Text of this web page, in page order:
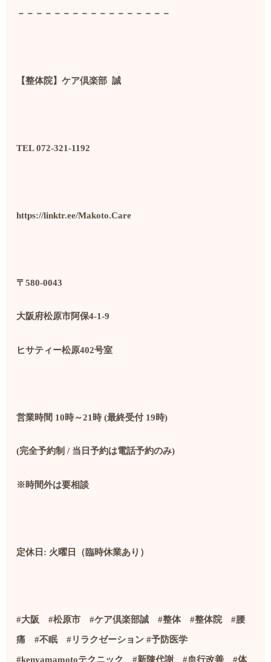
－－－－－－－－－－－－－－－－－
【整体院】ケア倶楽部 誠
TEL 072-321-1192
https://linktr.ee/Makoto.Care
〒580-0043
大阪府松原市阿保4-1-9
ヒサティー松原402号室
営業時間 10時～21時 (最終受付 19時)
(完全予約制 / 当日予約は電話予約のみ)
※時間外は要相談
定休日: 火曜日（臨時休業あり）
#大阪#松原市#ケア倶楽部誠#整体#整体院#腰
痛#不眠#リラクゼーション #予防医学
#kenyamamotoテクニック#新陳代謝#血行改善#体